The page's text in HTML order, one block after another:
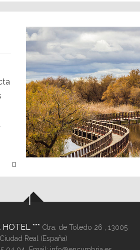
HOTEL Ctra. de Toledo 26 , 13005
Ciudad Real (España)